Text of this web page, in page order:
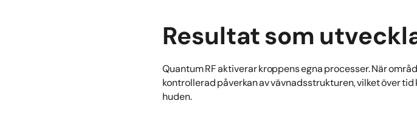
Resultat som
Quantum RF aktiverar kroppens egna processer. När
kontrollerad påverkan av vävnadsstrukturen, vilket över
huden.